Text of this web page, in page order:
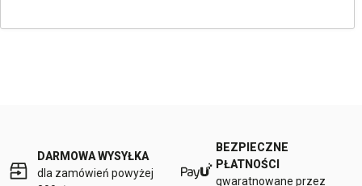
DARMOWA WYSYŁKA
dla zamówień powyżej
BEZPIECZNE
PŁATNOŚCI
gwaratnowane przez